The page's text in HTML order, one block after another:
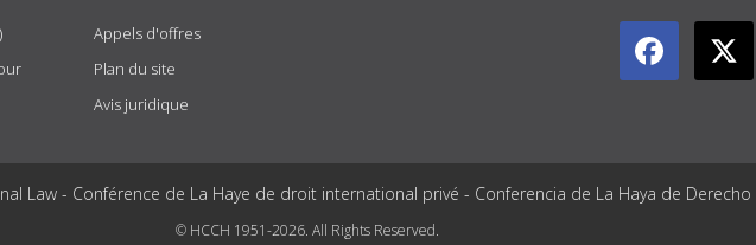
Appels d'offres
Plan du site
Avis juridique
Law - Conférence de La Haye de droit international privé - Conferencia de La Haya de
© HCCH 1951-2026. All Rights Reserved.